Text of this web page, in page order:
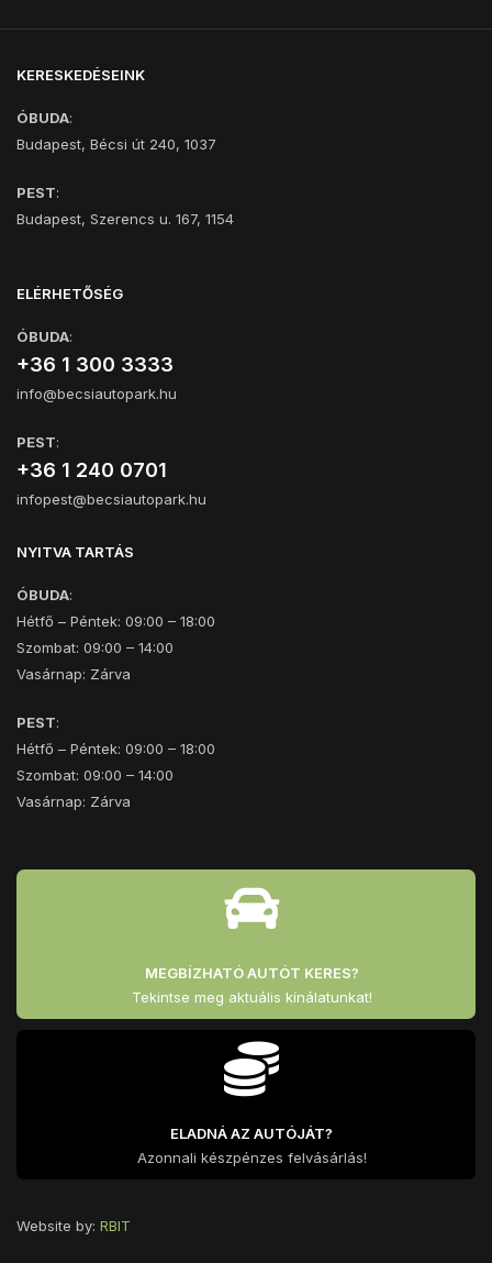
KERESKEDÉSEINK
ÓBUDA:
Budapest, Bécsi út 240, 1037
PEST:
Budapest, Szerencs u. 167, 1154
ELÉRHETŐSÉG
ÓBUDA:
+36 1 300 3333
info@becsiautopark.hu
PEST:
+36 1 240 0701
infopest@becsiautopark.hu
NYITVA TARTÁS
ÓBUDA:
Hétfő – Péntek: 09:00 – 18:00
Szombat: 09:00 – 14:00
Vasárnap: Zárva
PEST:
Hétfő – Péntek: 09:00 – 18:00
Szombat: 09:00 – 14:00
Vasárnap: Zárva
MEGBÍZHATÓ AUTÓT KERES?
Tekintse meg aktuális kínálatunkat!
ELADNÁ AZ AUTÓJÁT?
Azonnali készpénzes felvásárlás!
Website by: RBIT